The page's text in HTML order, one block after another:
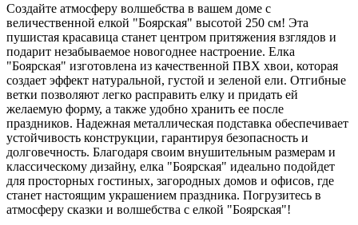
Создайте атмосферу волшебства в вашем доме с
величественной елкой "Боярская" высотой 250 см! Эта
пушистая красавица станет центром притяжения взглядов и
подарит незабываемое новогоднее настроение. Елка
"Боярская" изготовлена из качественной ПВХ хвои, которая
создает эффект натуральной, густой и зеленой ели. Отгибные
ветки позволяют легко расправить елку и придать ей
желаемую форму, а также удобно хранить ее после
праздников. Надежная металлическая подставка обеспечивает
устойчивость конструкции, гарантируя безопасность и
долговечность. Благодаря своим внушительным размерам и
классическому дизайну, елка "Боярская" идеально подойдет
для просторных гостиных, загородных домов и офисов, где
станет настоящим украшением праздника. Погрузитесь в
атмосферу сказки и волшебства с елкой "Боярская"!